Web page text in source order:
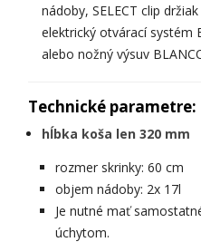
nádoby, SELECT clip
elektrický otvárací systém
alebo nožný výsuv
Technické parametre:
hĺbka koša len 320 mm
rozmer skrinky: 60 cm
objem nádoby: 2x 17l
Je nutné mať
úchytom.